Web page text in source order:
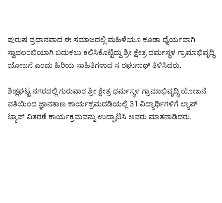
ಪುರುಷ ಪ್ರಧಾನವಾದ ಈ ಸಮಾಜದಲ್ಲಿ ಮಹಿಳೆಯೂ ಕೂಡಾ ಧೈರ್ಯವಾಗಿ
ಸ್ವಾವಲಂಬಿಯಾಗಿ ಬದುಕಲು ಕಲಿಸಿಕೊಟ್ಟಿದ್ದು ಶ್ರೀ ಕ್ಷೇತ್ರ ಧರ್ಮಸ್ಥಳ ಗ್ರಾಮಾಭಿವೃದ್ಧಿ
ಯೋಜನೆ ಎಂದು ಹಿರಿಯ ಸಾಹಿತಿಗಳಾದ ಸ ರಘುನಾಥ್ ತಿಳಿಸಿದರು.
ಶಿಡ್ಲಘಟ್ಟ ನಗರದಲ್ಲಿ ಗುರುವಾರ ಶ್ರೀ ಕ್ಷೇತ್ರ ಧರ್ಮಸ್ಥಳ ಗ್ರಾಮಾಭಿವೃದ್ಧಿ ಯೋಜನೆ
ವತಿಯಿಂದ ಜ್ಞಾನತಾಣ ಕಾರ್ಯಕ್ರಮದಡಿಯಲ್ಲಿ 31 ವಿದ್ಯಾರ್ಥಿಗಳಿಗೆ ಲ್ಯಾಪ್
ಟ್ಯಾಪ್ ವಿತರಣೆ ಕಾರ್ಯಕ್ರಮವನ್ನು ಉದ್ಘಾಟಿಸಿ ಅವರು ಮಾತನಾಡಿದರು.